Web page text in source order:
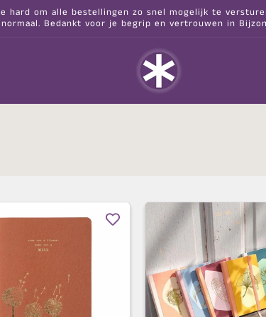
hard om alle bestellingen zo snel mogelijk te
Bedankt voor je begrip en vertrouwen in